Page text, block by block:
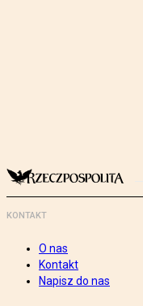
KONTAKT
O nas
Kontakt
Napisz do nas